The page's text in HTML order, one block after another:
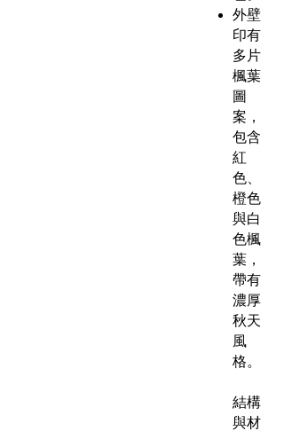
外壁
印有
多片
楓葉
圖
案，
包含
紅
色、
橙色
與白
色楓
葉，
帶有
濃厚
秋天
風
格。
結構
與材